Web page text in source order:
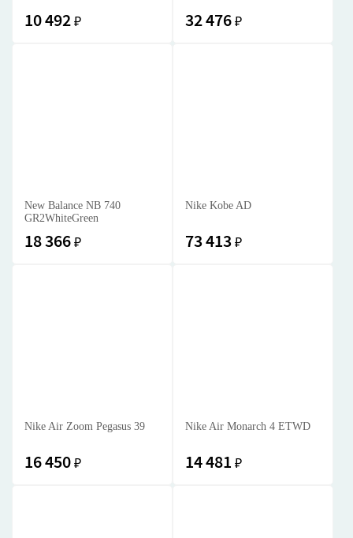
10 492 ₽ 32 476 ₽
New Balance NB 740
GR2WhiteGreen
18 366 ₽
Nike Kobe AD
73 413 ₽
Nike Air Zoom Pegasus 39
16 450 ₽
Nike Air Monarch 4 ETWD
14 481 ₽